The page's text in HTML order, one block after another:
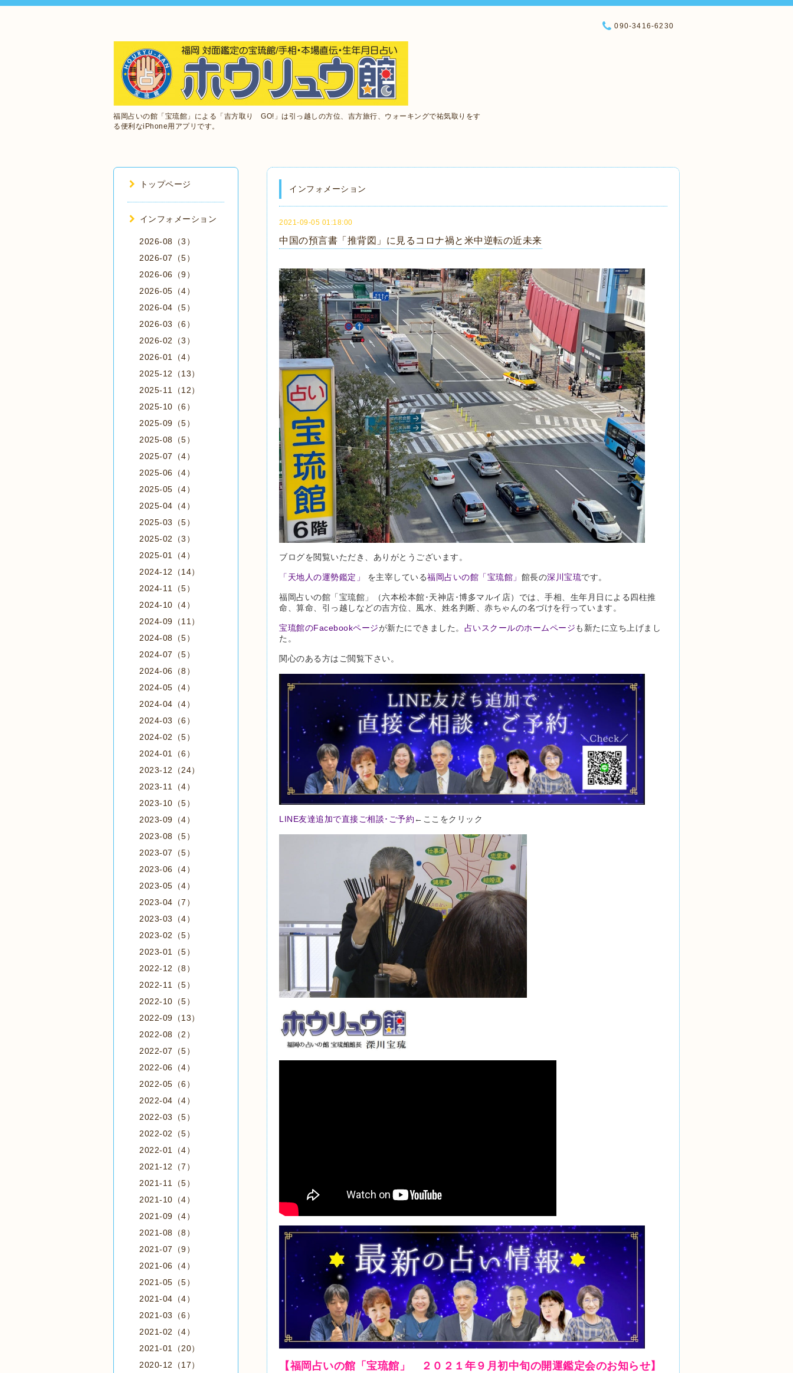
福岡占いの館「宝琉館」による「吉方取り GO!」は引っ越しの方位、吉方旅行、ウォーキングで祐気取りをす
る便利なiPhone用アプリです。
090-3416-6230
インフォメーション
2021-09-05 01:18:00
中国の預言書「推背図」に見るコロナ禍と米中逆転の近未来
ブログを閲覧いただき、ありがとうございます。
「天地人の運勢鑑定」 を主宰している福岡占いの館「宝琉館」 館長の深川宝琉です。
福岡占いの館「宝琉館」（六本松本館･天神店･博多マルイ店）では、手相、生年月日による四柱推
命、算命、引っ越しなどの吉方位、風水、姓名判断、赤ちゃんの名づけを行っています。
宝琉館のFacebookページが新たにできました。 占いスクールのホームページも新たに立ち上げまし
た。
関心のある方はご閲覧下さい。
LINE友達追加で直接ご相談･ご予約 ←ここをクリック
【福岡占いの館「宝琉館」 ２０２１年９ 月初中旬の開運鑑定会のお知らせ】
トップページ
インフォメーション
2026-08（3）
2026-07（5）
2026-06（9）
2026-05（4）
2026-04（5）
2026-03（6）
2026-02（3）
2026-01（4）
2025-12（13）
2025-11（12）
2025-10（6）
2025-09（5）
2025-08（5）
2025-07（4）
2025-06（4）
2025-05（4）
2025-04（4）
2025-03（5）
2025-02（3）
2025-01（4）
2024-12（14）
2024-11（5）
2024-10（4）
2024-09（11）
2024-08（5）
2024-07（5）
2024-06（8）
2024-05（4）
2024-04（4）
2024-03（6）
2024-02（5）
2024-01（6）
2023-12（24）
2023-11（4）
2023-10（5）
2023-09（4）
2023-08（5）
2023-07（5）
2023-06（4）
2023-05（4）
2023-04（7）
2023-03（4）
2023-02（5）
2023-01（5）
2022-12（8）
2022-11（5）
2022-10（5）
2022-09（13）
2022-08（2）
2022-07（5）
2022-06（4）
2022-05（6）
2022-04（4）
2022-03（5）
2022-02（5）
2022-01（4）
2021-12（7）
2021-11（5）
2021-10（4）
2021-09（4）
2021-08（8）
2021-07（9）
2021-06（4）
2021-05（5）
2021-04（4）
2021-03（6）
2021-02（4）
2021-01（20）
2020-12（17）